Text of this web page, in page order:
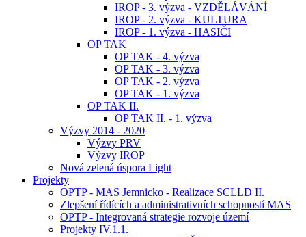
IROP - 3. výzva - VZDĚLÁVÁNÍ
IROP - 2. výzva - KULTURA
IROP - 1. výzva - HASIČI
OP TAK
OP TAK - 4. výzva
OP TAK - 3. výzva
OP TAK - 2. výzva
OP TAK - 1. výzva
OP TAK II.
OP TAK II. - 1. výzva
Výzvy 2014 - 2020
Výzvy PRV
Výzvy IROP
Nová zelená úspora Light
Projekty
OPTP - MAS Jemnicko - Realizace SCLLD II.
Zlepšení řídících a administrativních schopností MAS
OPTP - Integrovaná strategie rozvoje území
Projekty IV.1.1.